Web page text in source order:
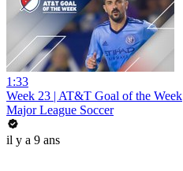
1:33
Week 23 | AT&T Goal of the Week
Major League Soccer
il y a 9 ans